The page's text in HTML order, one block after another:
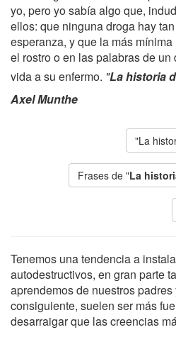
yo, pero yo sabía algo que,
ellos: que ninguna droga hay
esperanza, y que la más
el rostro o en las palabras de
vida a su enfermo. "La historia
Axel Munthe
"La
Frases de "La
Tenemos una tendencia a
autodestructivos, en gran parte
aprendemos de nuestros
consiguiente, suelen ser más
desarraigar que las creencias